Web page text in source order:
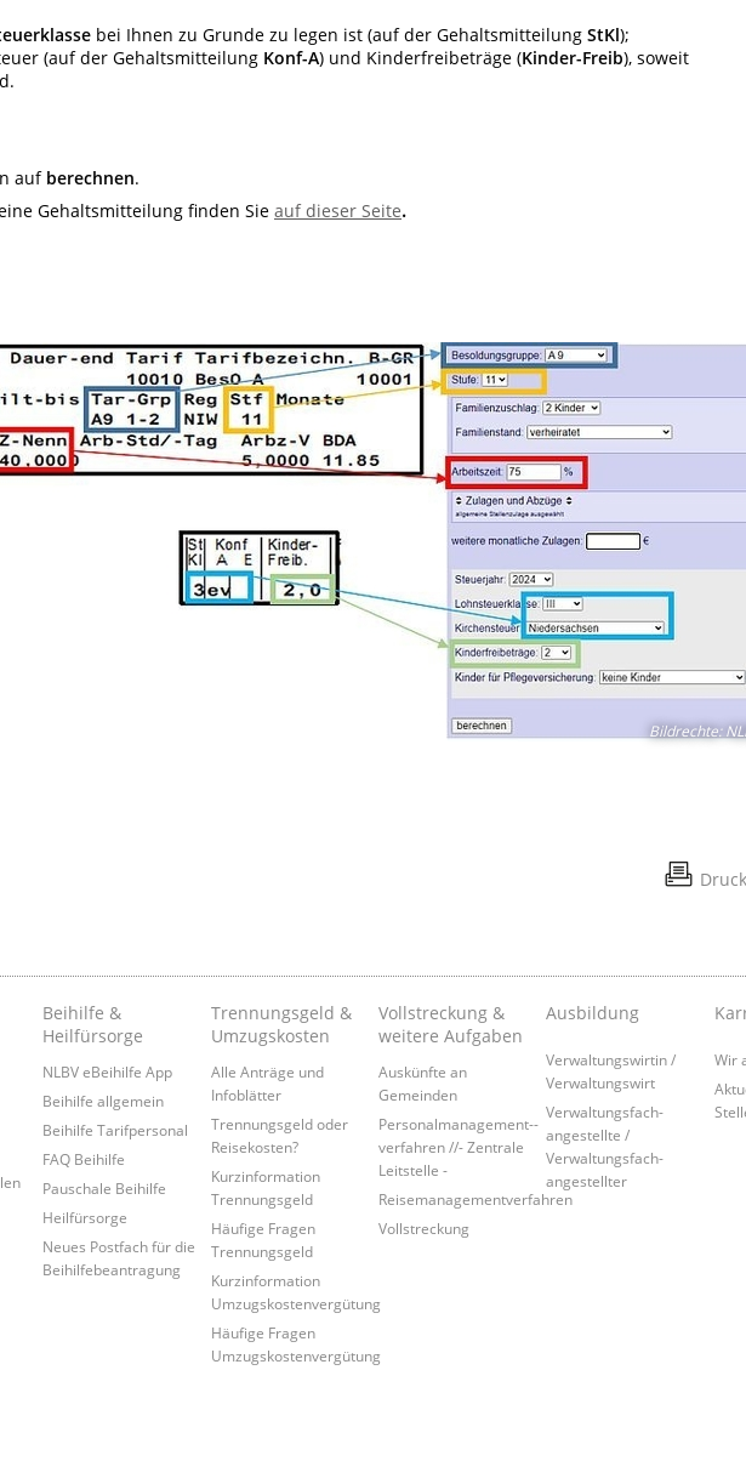
bei Ihnen zu Grunde zu legen ist (auf der Gehaltsmitteilung StKl);
(auf der Gehaltsmitteilung Konf-A) und Kinderfreibeträge (Kinder-Freib), soweit
auf berechnen.
Gehaltsmitteilung finden Sie auf dieser Seite.
Bildrechte:
Beihilfe &
Heilfürsorge
NLBV eBeihilfe App
Beihilfe allgemein
Beihilfe Tarifpersonal
FAQ Beihilfe
Pauschale Beihilfe
Heilfürsorge
Neues Postfach für die
Beihilfebeantragung
Trennungsgeld &
Umzugskosten
Alle Anträge und
Infoblätter
Trennungsgeld oder
Reisekosten?
Kurzinformation
Trennungsgeld
Häufige Fragen
Trennungsgeld
Kurzinformation
Umzugskostenvergütung
Häufige Fragen
Umzugskostenvergütung
Vollstreckung &
weitere Aufgaben
Auskünfte an
Gemeinden
Personalmanagement-­
verfahren //- Zentrale
Leitstelle -
Reisemanagementverfahren
Vollstreckung
Ausbildung
Verwaltungswirtin /
Verwaltungswirt
Verwaltungsfach-
angestellte /
Verwaltungsfach-
angestellter
Wir